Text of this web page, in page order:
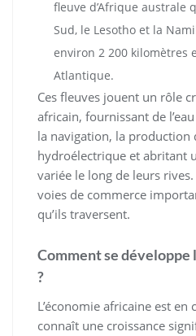
fleuve d’Afrique australe
Sud, le Lesotho et la
environ 2 200 kilomètres
Atlantique.
Ces fleuves jouent un rôle
africain, fournissant de
la navigation, la production
hydroélectrique et abritant
variée le long de leurs
voies de commerce
qu’ils traversent.
Comment se développe
?
L’économie africaine est
connaît une croissance